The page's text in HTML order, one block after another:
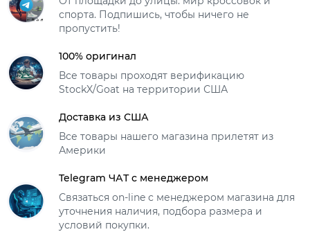
спорта. Подпишись, чтобы ничего не
пропустить!
100% оригинал
Все товары проходят верификацию
StockX/Goat на территории США
Доставка из США
Все товары нашего магазина прилетят из
Америки
Telegram ЧАТ с менеджером
Связаться on-line с менеджером магазина для
уточнения наличия, подбора размера и
условий покупки.